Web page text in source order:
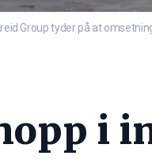
Group tyder på at
i